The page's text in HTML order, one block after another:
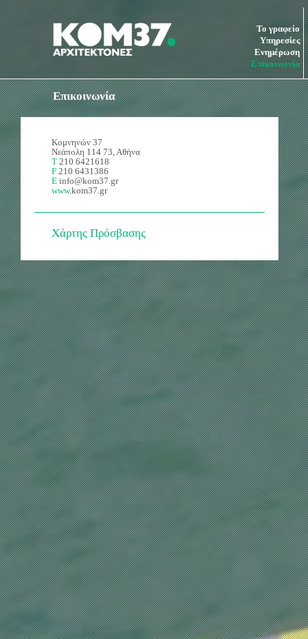
Το γραφείο
Υπηρεσίες
Ενημέρωση
Επικοινωνία
Επικοινωνία
Κομνηνών 37
Νεάπολη 114 73, Αθήνα
Τ 210 6421618
F 210 6431386
Ε info@kom37.gr
www.kom37.gr
Χάρτης Πρόσβασης